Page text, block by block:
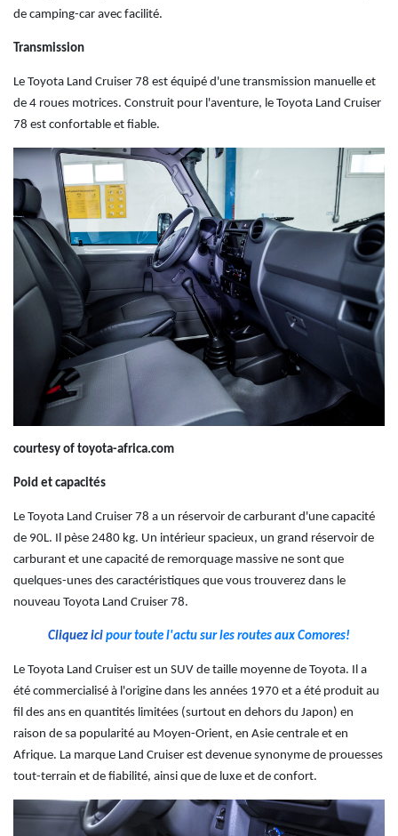
de camping-car avec facilité.
Transmission
Le Toyota Land Cruiser 78 est équipé d'une transmission manuelle et
de 4 roues motrices. Construit pour l'aventure, le Toyota Land Cruiser
78 est confortable et fiable.
courtesy of toyota-africa.com
Poid et capacités
Le Toyota Land Cruiser 78 a un réservoir de carburant d'une capacité
de 90L. Il pèse 2480 kg. Un intérieur spacieux, un grand réservoir de
carburant et une capacité de remorquage massive ne sont que
quelques-unes des caractéristiques que vous trouverez dans le
nouveau Toyota Land Cruiser 78.
Cliquez ici pour toute l'actu sur les routes aux Comores!
Le Toyota Land Cruiser est un SUV de taille moyenne de Toyota. Il a
été commercialisé à l'origine dans les années 1970 et a été produit au
fil des ans en quantités limitées (surtout en dehors du Japon) en
raison de sa popularité au Moyen-Orient, en Asie centrale et en
Afrique. La marque Land Cruiser est devenue synonyme de prouesses
tout-terrain et de fiabilité, ainsi que de luxe et de confort.